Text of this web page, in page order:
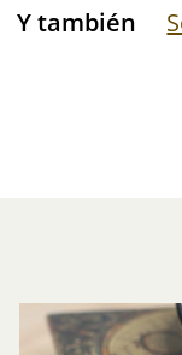
Y también